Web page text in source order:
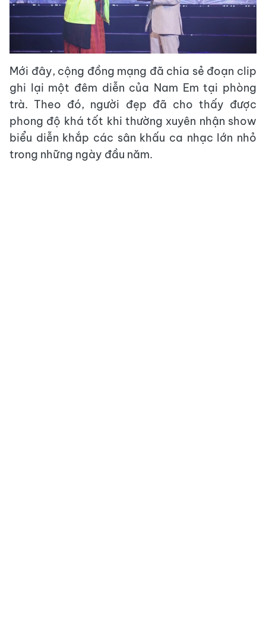
Mới đây, cộng đồng mạng đã chia sẻ đoạn clip
ghi lại một đêm diễn của Nam Em tại phòng
trà. Theo đó, người đẹp đã cho thấy được
phong độ khá tốt khi thường xuyên nhận show
biểu diễn khắp các sân khấu ca nhạc lớn nhỏ
trong những ngày đầu năm.